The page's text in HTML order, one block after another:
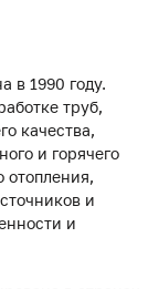
в 1990 году.
труб,
качества,
и горячего
отопления,
и
и